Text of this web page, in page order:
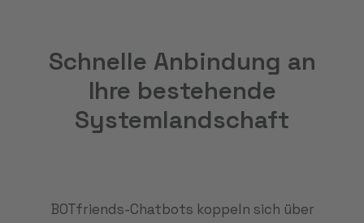
Schnelle Anbindung an
Ihre bestehende
Systemlandschaft
BOTfriends-Chatbots koppeln sich über